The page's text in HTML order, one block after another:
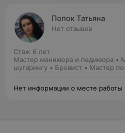
Попок Татьяна
Нет отзывов
Стаж 6 лет
Мастер маникюра и педикюра •
шугарингу • Бровист • Мастер по
Нет информации о месте работы